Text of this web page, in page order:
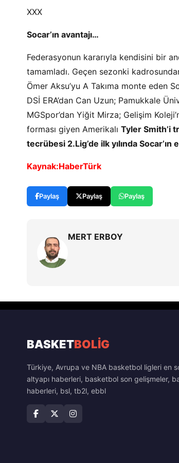
XXX
Socar’ın avantajı…
Federasyonun kararıyla kendisini bir
tamamladı. Geçen sezonki
Ömer Aksu’yu A Takıma monte eden
DSİ ERA’dan Can Uzun; Pamukkale
MGSpor’dan Yiğit Mirza; Gelişim
forması giyen Amerikalı Tyler Smith’i
tecrübesi 2.Lig’de ilk yılında
Kaynak:HaberTürk
Paylaş Paylaş Paylaş
MERT ERBOY
BASKETBOLİG
Türkiye, Avrupa ve NBA basketbol ligleri en
altyapı haberleri, basketbol son gelişmeler,
haberleri, bsl, tb2l, ebbl